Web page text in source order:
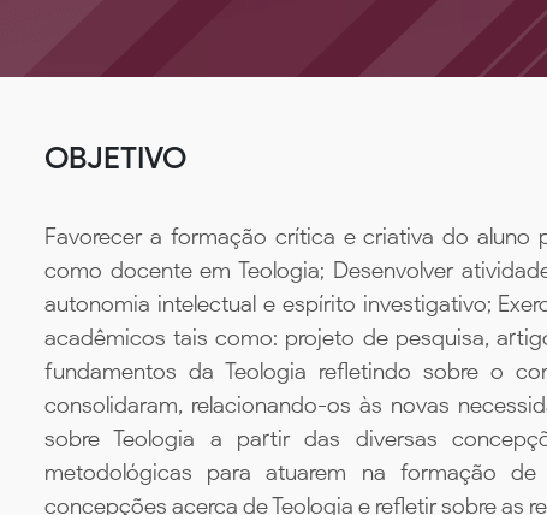
OBJETIVO
Favorecer a formação crítica e criativa do aluno
como docente em Teologia; Desenvolver
autonomia intelectual e espírito investigativo;
acadêmicos tais como: projeto de pesquisa,
fundamentos da Teologia refletindo sobre o
consolidaram, relacionando-os às novas
sobre Teologia a partir das diversas
metodológicas para atuarem na formação
concepções acerca de Teologia e refletir sobre as